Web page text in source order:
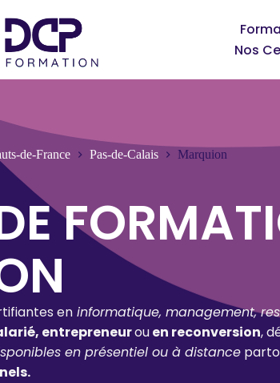
Nos
de-France Pas-de-Calais Marquion
en informatique, management,
entrepreneurouen reconversion,
en présentiel ou à distance